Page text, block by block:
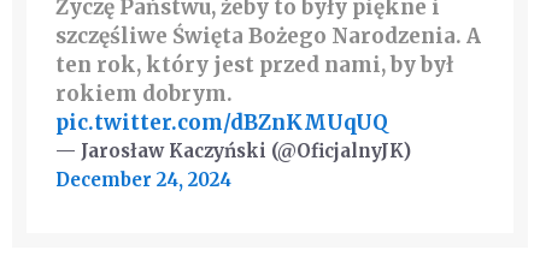
Życzę Państwu, żeby to były piękne i
szczęśliwe Święta Bożego Narodzenia. A
ten rok, który jest przed nami, by był
rokiem dobrym.
pic.twitter.com/dBZnKMUqUQ
— Jarosław Kaczyński (@OficjalnyJK)
December 24, 2024